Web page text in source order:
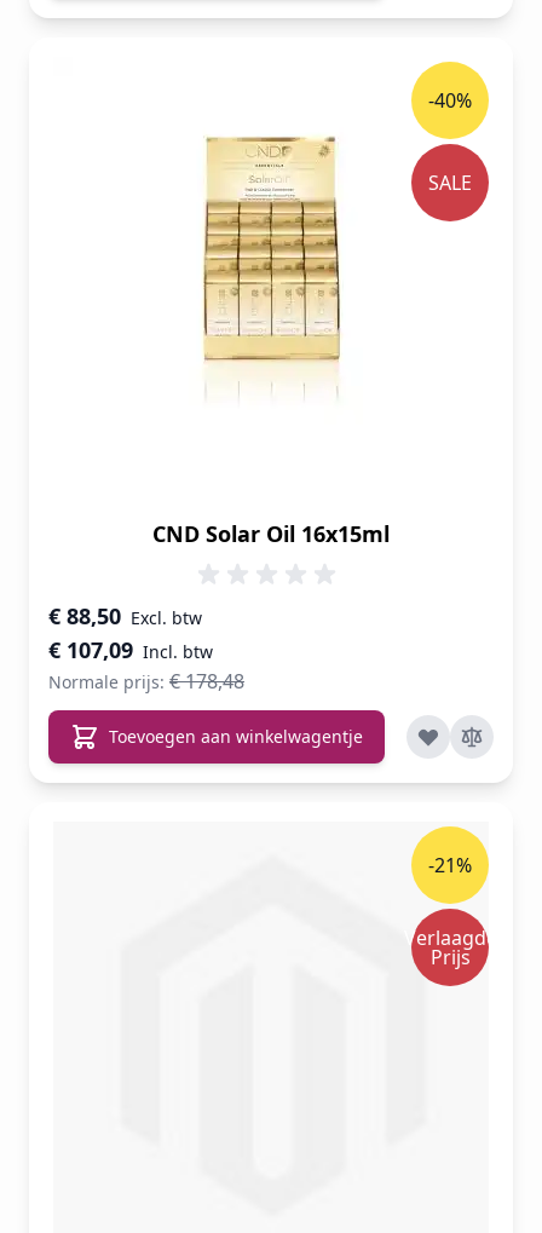
CND Solar Oil 16x15ml
Speciale prijs
€ 107,09
€ 88,50
Normale prijs: € 178,48
-40%
SALE
Toevoegen aan winkelwagentje
-21%
Verlaagde
Prijs